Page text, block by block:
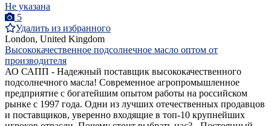
Не указана
5
Удалить из избранного
London, United Kingdom
Высококачественное подсолнечное масло оптом от
производителя
АО САПП - Надежный поставщик высококачественного
подсолнечного масла! Современное агропромышленное
предприятие с богатейшим опытом работы на российском
рынке с 1997 года. Одни из лучших отечественных продавцов
и поставщиков, уверенно входящие в топ-10 крупнейших